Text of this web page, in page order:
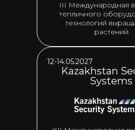
III Международная
тепличного
технологий
растений
12-14.05.2027
Kazakhstan
Systems